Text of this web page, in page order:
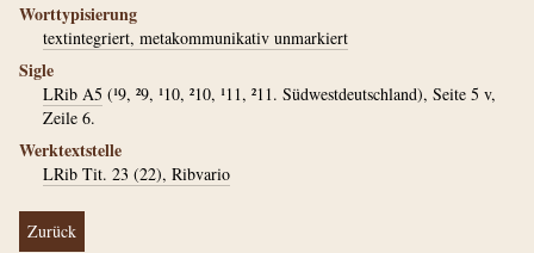
Worttypisierung
textintegriert, metakommunikativ unmarkiert
Sigle
LRib A5 (¹9, ²9, ¹10, ²10, ¹11, ²11. Südwestdeutschland), Seite 5 v,
Zeile 6.
Werktextstelle
LRib Tit. 23 (22), Ribvario
Zurück